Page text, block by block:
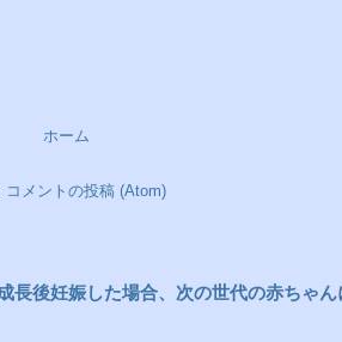
ホーム
コメントの投稿 (Atom)
後妊娠した場合、次の世代の赤ちゃん